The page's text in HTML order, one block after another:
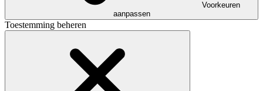
Voorkeuren
aanpassen
Toestemming beheren